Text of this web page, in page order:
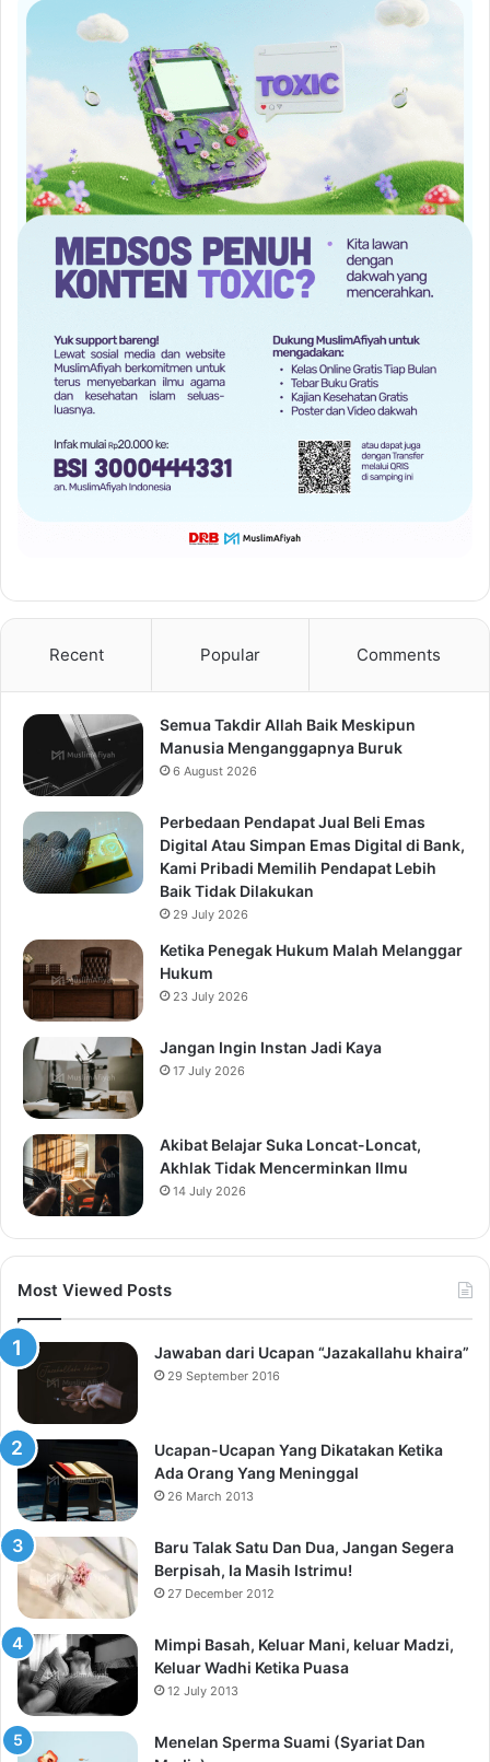
Recent Popular Comments
Semua Takdir Allah Baik Meskipun
Manusia Menganggapnya Buruk
6 August 2026
Perbedaan Pendapat Jual Beli Emas
Digital Atau Simpan Emas Digital di Bank,
Kami Pribadi Memilih Pendapat Lebih
Baik Tidak Dilakukan
29 July 2026
Ketika Penegak Hukum Malah Melanggar
Hukum
23 July 2026
Jangan Ingin Instan Jadi Kaya
17 July 2026
Akibat Belajar Suka Loncat-Loncat,
Akhlak Tidak Mencerminkan Ilmu
14 July 2026
Most Viewed Posts
Jawaban dari Ucapan “Jazakallahu khaira”
29 September 2016
Ucapan-Ucapan Yang Dikatakan Ketika
Ada Orang Yang Meninggal
26 March 2013
Baru Talak Satu Dan Dua, Jangan Segera
Berpisah, Ia Masih Istrimu!
27 December 2012
Mimpi Basah, Keluar Mani, keluar Madzi,
Keluar Wadhi Ketika Puasa
12 July 2013
Menelan Sperma Suami (Syariat Dan